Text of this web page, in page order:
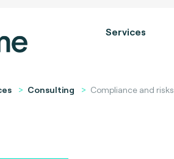
Services
Consulting Compliance and risks